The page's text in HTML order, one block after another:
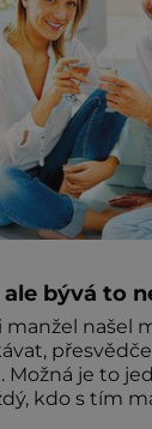
bývá to
manžel našel
Možná je to
kdo s tím